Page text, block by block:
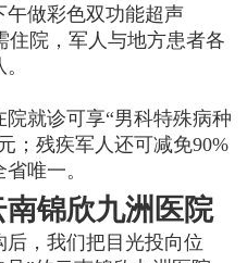
午做彩色双功能超声
住院，军人与地方患者各
就诊可享“男科特殊病种
；残疾军人还可减免90%
唯一。
锦欣九洲医院
，我们把目光投向位